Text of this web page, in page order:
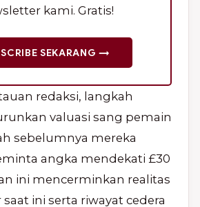
kami. Gratis!
SEKARANG →
redaksi, langkah
valuasi sang pemain
sebelumnya mereka
angka mendekati £30
ini mencerminkan realitas
ini serta riwayat cedera